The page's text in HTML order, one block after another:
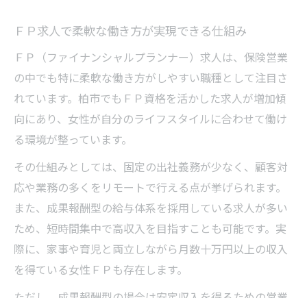
ＦＰ求人で柔軟な働き方が実現できる仕組み
ＦＰ（ファイナンシャルプランナー）求人は、保険営業
の中でも特に柔軟な働き方がしやすい職種として注目さ
れています。柏市でもＦＰ資格を活かした求人が増加傾
向にあり、女性が自分のライフスタイルに合わせて働け
る環境が整っています。
その仕組みとしては、固定の出社義務が少なく、顧客対
応や業務の多くをリモートで行える点が挙げられます。
また、成果報酬型の給与体系を採用している求人が多い
ため、短時間集中で高収入を目指すことも可能です。実
際に、家事や育児と両立しながら月数十万円以上の収入
を得ている女性ＦＰも存在します。